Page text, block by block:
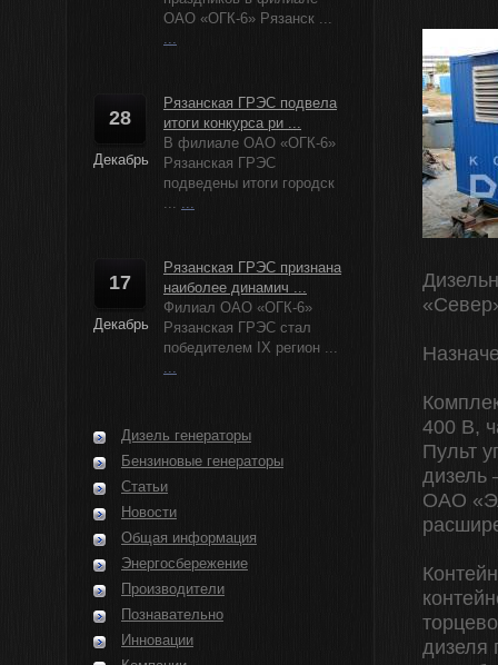
ОАО «ОГК-6» Рязанск ...
...
28
Декабрь
Рязанская ГРЭС подвела
итоги конкурса ри ...
В филиале ОАО «ОГК-6»
Рязанская ГРЭС
подведены итоги городск
... ...
17
Декабрь
Рязанская ГРЭС признана
наиболее динамич ...
Филиал ОАО «ОГК-6»
Рязанская ГРЭС стал
победителем IX регион ...
...
Дизель генераторы
Бензиновые генераторы
Статьи
Новости
Общая информация
Энергосбережение
Производители
Познавательно
Инновации
400 В,
Пульт
ОАО
дизеля